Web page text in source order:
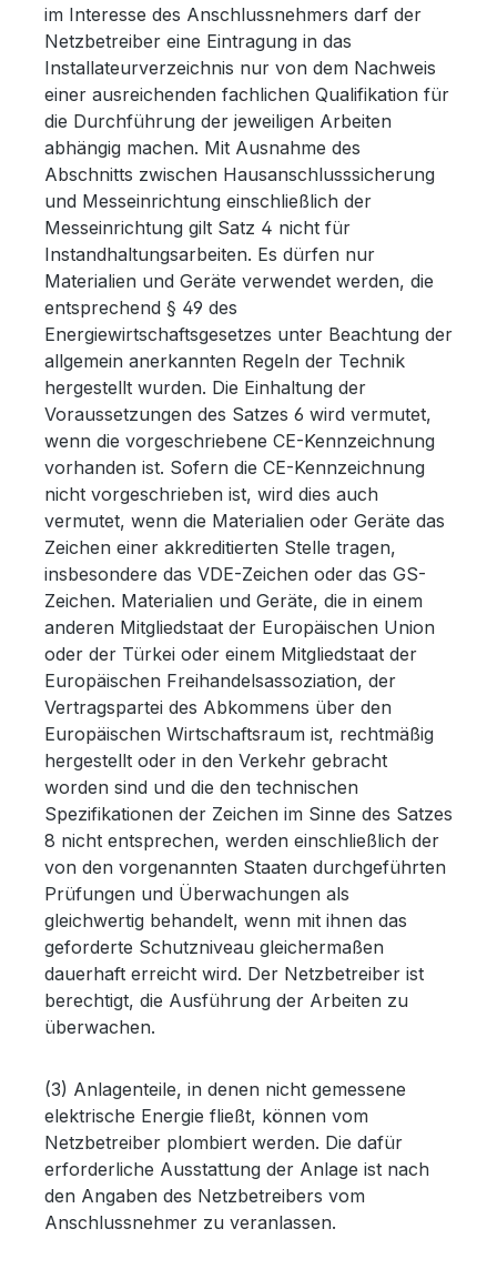
im Interesse des Anschlussnehmers darf der
Netzbetreiber eine Eintragung in das
Installateurverzeichnis nur von dem Nachweis
einer ausreichenden fachlichen Qualifikation für
die Durchführung der jeweiligen Arbeiten
abhängig machen. Mit Ausnahme des
Abschnitts zwischen Hausanschlusssicherung
und Messeinrichtung einschließlich der
Messeinrichtung gilt Satz 4 nicht für
Instandhaltungsarbeiten. Es dürfen nur
Materialien und Geräte verwendet werden, die
entsprechend § 49 des
Energiewirtschaftsgesetzes unter Beachtung der
allgemein anerkannten Regeln der Technik
hergestellt wurden. Die Einhaltung der
Voraussetzungen des Satzes 6 wird vermutet,
wenn die vorgeschriebene CE-Kennzeichnung
vorhanden ist. Sofern die CE-Kennzeichnung
nicht vorgeschrieben ist, wird dies auch
vermutet, wenn die Materialien oder Geräte das
Zeichen einer akkreditierten Stelle tragen,
insbesondere das VDE-Zeichen oder das GS-
Zeichen. Materialien und Geräte, die in einem
anderen Mitgliedstaat der Europäischen Union
oder der Türkei oder einem Mitgliedstaat der
Europäischen Freihandelsassoziation, der
Vertragspartei des Abkommens über den
Europäischen Wirtschaftsraum ist, rechtmäßig
hergestellt oder in den Verkehr gebracht
worden sind und die den technischen
Spezifikationen der Zeichen im Sinne des Satzes
8 nicht entsprechen, werden einschließlich der
von den vorgenannten Staaten durchgeführten
Prüfungen und Überwachungen als
gleichwertig behandelt, wenn mit ihnen das
geforderte Schutzniveau gleichermaßen
dauerhaft erreicht wird. Der Netzbetreiber ist
berechtigt, die Ausführung der Arbeiten zu
überwachen.
(3) Anlagenteile, in denen nicht gemessene
elektrische Energie fließt, können vom
Netzbetreiber plombiert werden. Die dafür
erforderliche Ausstattung der Anlage ist nach
den Angaben des Netzbetreibers vom
Anschlussnehmer zu veranlassen.